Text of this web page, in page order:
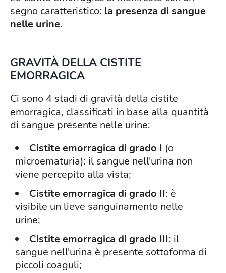
segno caratteristico: la presenza di sangue
nelle urine.
GRAVITÀ DELLA CISTITE
EMORRAGICA
Ci sono 4 stadi di gravità della cistite
emorragica, classificati in base alla quantità
di sangue presente nelle urine:
Cistite emorragica di grado I (o
microematuria): il sangue nell'urina non
viene percepito alla vista;
Cistite emorragica di grado II: è
visibile un lieve sanguinamento nelle
urine;
Cistite emorragica di grado III: il
sangue nell'urina è presente sottoforma di
piccoli coaguli;